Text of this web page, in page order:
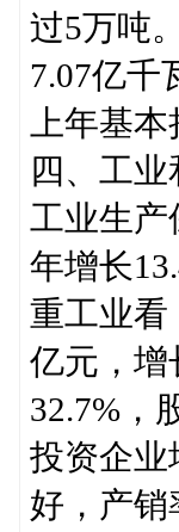
过5万吨
7.07亿千
上年基本
四、工业
工业生产
年增长
重工业看
亿元，增
32.7%，
投资企业
好，产销